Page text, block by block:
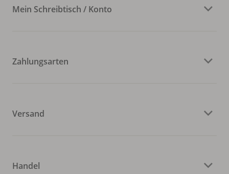
Mein Schreibtisch / Konto
Zahlungsarten
Versand
Handel